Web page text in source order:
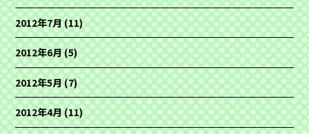
2012年7月(11)
2012年6月(5)
2012年5月(7)
2012年4月(11)